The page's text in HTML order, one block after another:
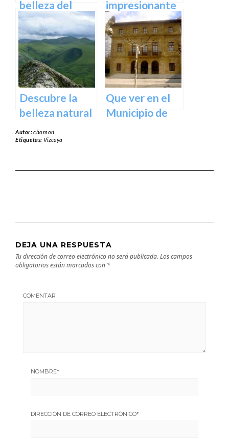
belleza del
Santuario de
Arantzazu en
Guipuzcoa –
Guía turística y
cultural
impresionante
arte natural del
Bosque de Oma
en Vizcaya
Descubre la
belleza natural
del Parque
Natural de
próxima
Que ver en el
Municipio de
Autor:chomon
Etiquetas: Vizcaya
DEJA UNA RESPUESTA
Tu dirección de correo electrónico no será publicada. Los campos
obligatorios están marcados con *
COMENTAR
NOMBRE*
DIRECCIÓN DE CORREO ELECTRÓNICO*